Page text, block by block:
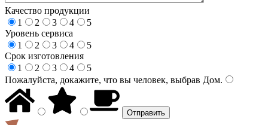
Качество продукции
1
2 3 4
5
Уровень сервиса
1
2 3 4
5
Срок изготовления
1
2 3 4
5
Пожалуйста, докажите, что вы человек, выбрав Дом.